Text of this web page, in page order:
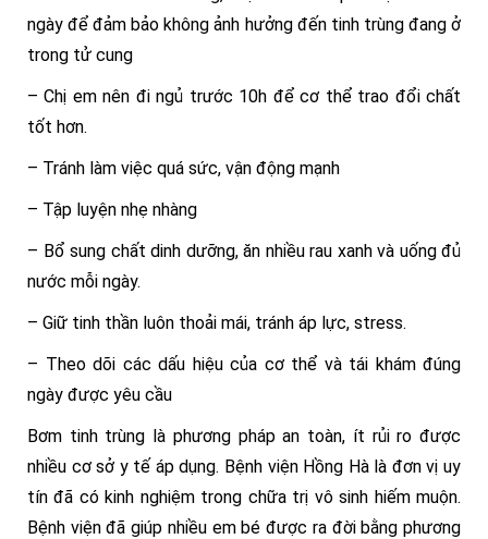
ngày để đảm bảo không ảnh hưởng đến tinh trùng đang ở
trong tử cung
– Chị em nên đi ngủ trước 10h để cơ thể trao đổi chất
tốt hơn.
– Tránh làm việc quá sức, vận động mạnh
– Tập luyện nhẹ nhàng
– Bổ sung chất dinh dưỡng, ăn nhiều rau xanh và uống đủ
nước mỗi ngày.
– Giữ tinh thần luôn thoải mái, tránh áp lực, stress.
– Theo dõi các dấu hiệu của cơ thể và tái khám đúng
ngày được yêu cầu
Bơm tinh trùng là phương pháp an toàn, ít rủi ro được
nhiều cơ sở y tế áp dụng. Bệnh viện Hồng Hà là đơn vị uy
tín đã có kinh nghiệm trong chữa trị vô sinh hiếm muộn.
Bệnh viện đã giúp nhiều em bé được ra đời bằng phương